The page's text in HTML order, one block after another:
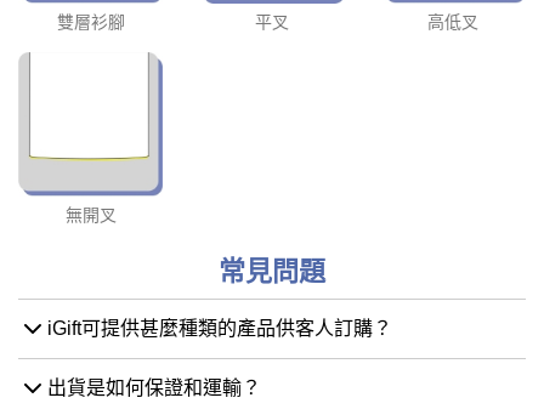
雙層衫腳 平叉 高低叉
無開叉
常見問題
iGift可提供甚麼種類的產品供客人訂購？
出貨是如何保證和運輸？